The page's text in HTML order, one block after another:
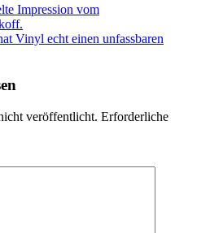
Impression vom
Vinyl echt einen unfassbaren
veröffentlicht. Erforderliche